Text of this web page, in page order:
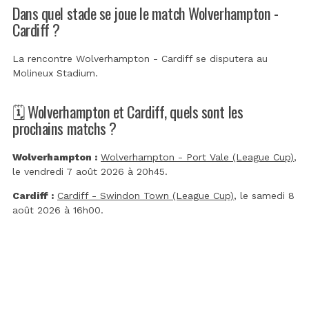
Dans quel stade se joue le match Wolverhampton -
Cardiff ?
La rencontre Wolverhampton - Cardiff se disputera au
Molineux Stadium.
🗓️ Wolverhampton et Cardiff, quels sont les
prochains matchs ?
Wolverhampton : Wolverhampton - Port Vale (League Cup),
le vendredi 7 août 2026 à 20h45.
Cardiff : Cardiff - Swindon Town (League Cup), le samedi 8
août 2026 à 16h00.